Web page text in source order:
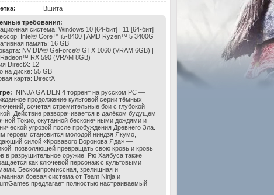
Вшита
требования:
система: Windows 10 [64-бит] | 11 [64-бит]
Intel® Core™ i5-8400 | AMD Ryzen™ 5 3400G
память: 16 GB
NVIDIA® GeForce® GTX 1060 (VRAM 6GB) |
RX 590 (VRAM 8GB)
DirectX: 12
на диске: 55 GB
карта: DirectX
NINJA GAIDEN 4 торрент на русском PC —
продолжение культовой серии тёмных
сочетая стремительные бои с глубокой
Действие разворачивается в далёком будущем
Токио, окутанной бесконечными дождями и
угрозой после пробуждения Древнего Зла.
героем становится молодой ниндзя Якумо,
силой «Кровавого Воронова Яда» —
позволяющей превращать свою кровь и кровь
в разрушительное оружие. Рю Хаябуса также
как ключевой персонаж с культовыми
Бескомпромиссная, зрелищная и
боевая система от Team Ninja и
предлагает полностью настраиваемый